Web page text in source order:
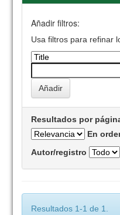
Añadir filtros:
Usa filtros para refinar
Resultados por
En
Autor/registro
Resultados 1-1 de 1.